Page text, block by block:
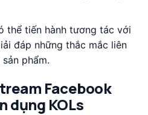
thể tiến hành tương tác với
đáp những thắc mắc liên
phẩm.
Facebook
dụng KOLs